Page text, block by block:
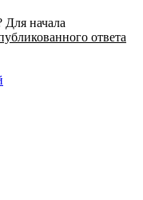
Для начала
ответа